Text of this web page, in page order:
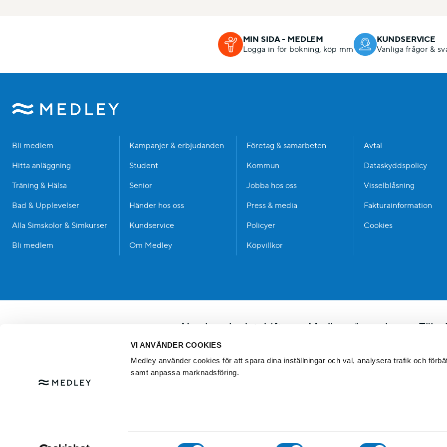
VI ANVÄNDER COOKIES
Medley använder cookies för att spara dina inställningar och val, analysera trafik och
samt anpassa marknadsföring.
Samtyckesval
MIN SIDA - MEDLEM
Logga in för bokning, köp mm
KUNDSERVICE
Vanliga frågor &
Bli medlem
Hitta anläggning
Träning & Hälsa
Bad & Upplevelser
Alla Simskolor & Simkurser
Bli medlem
Kampanjer & erbjudanden
Student
Senior
Händer hos oss
Kundservice
Om Medley
Företag & samarbeten
Kommun
Jobba hos oss
Press & media
Policyer
Köpvillkor
Avtal
Dataskyddspolicy
Visselblåsning
Fakturainformation
Cookies
Norskogsbadet driftas av Medley på uppdrag av
Norskogsbadet är ett omtyckt familjebad i Centralparken i Täby. Badet omges av stora gräsytor för
kan köpa glass, kaffe och mat. Vänligen observera att Norskogsbadet är en helt kontantfri